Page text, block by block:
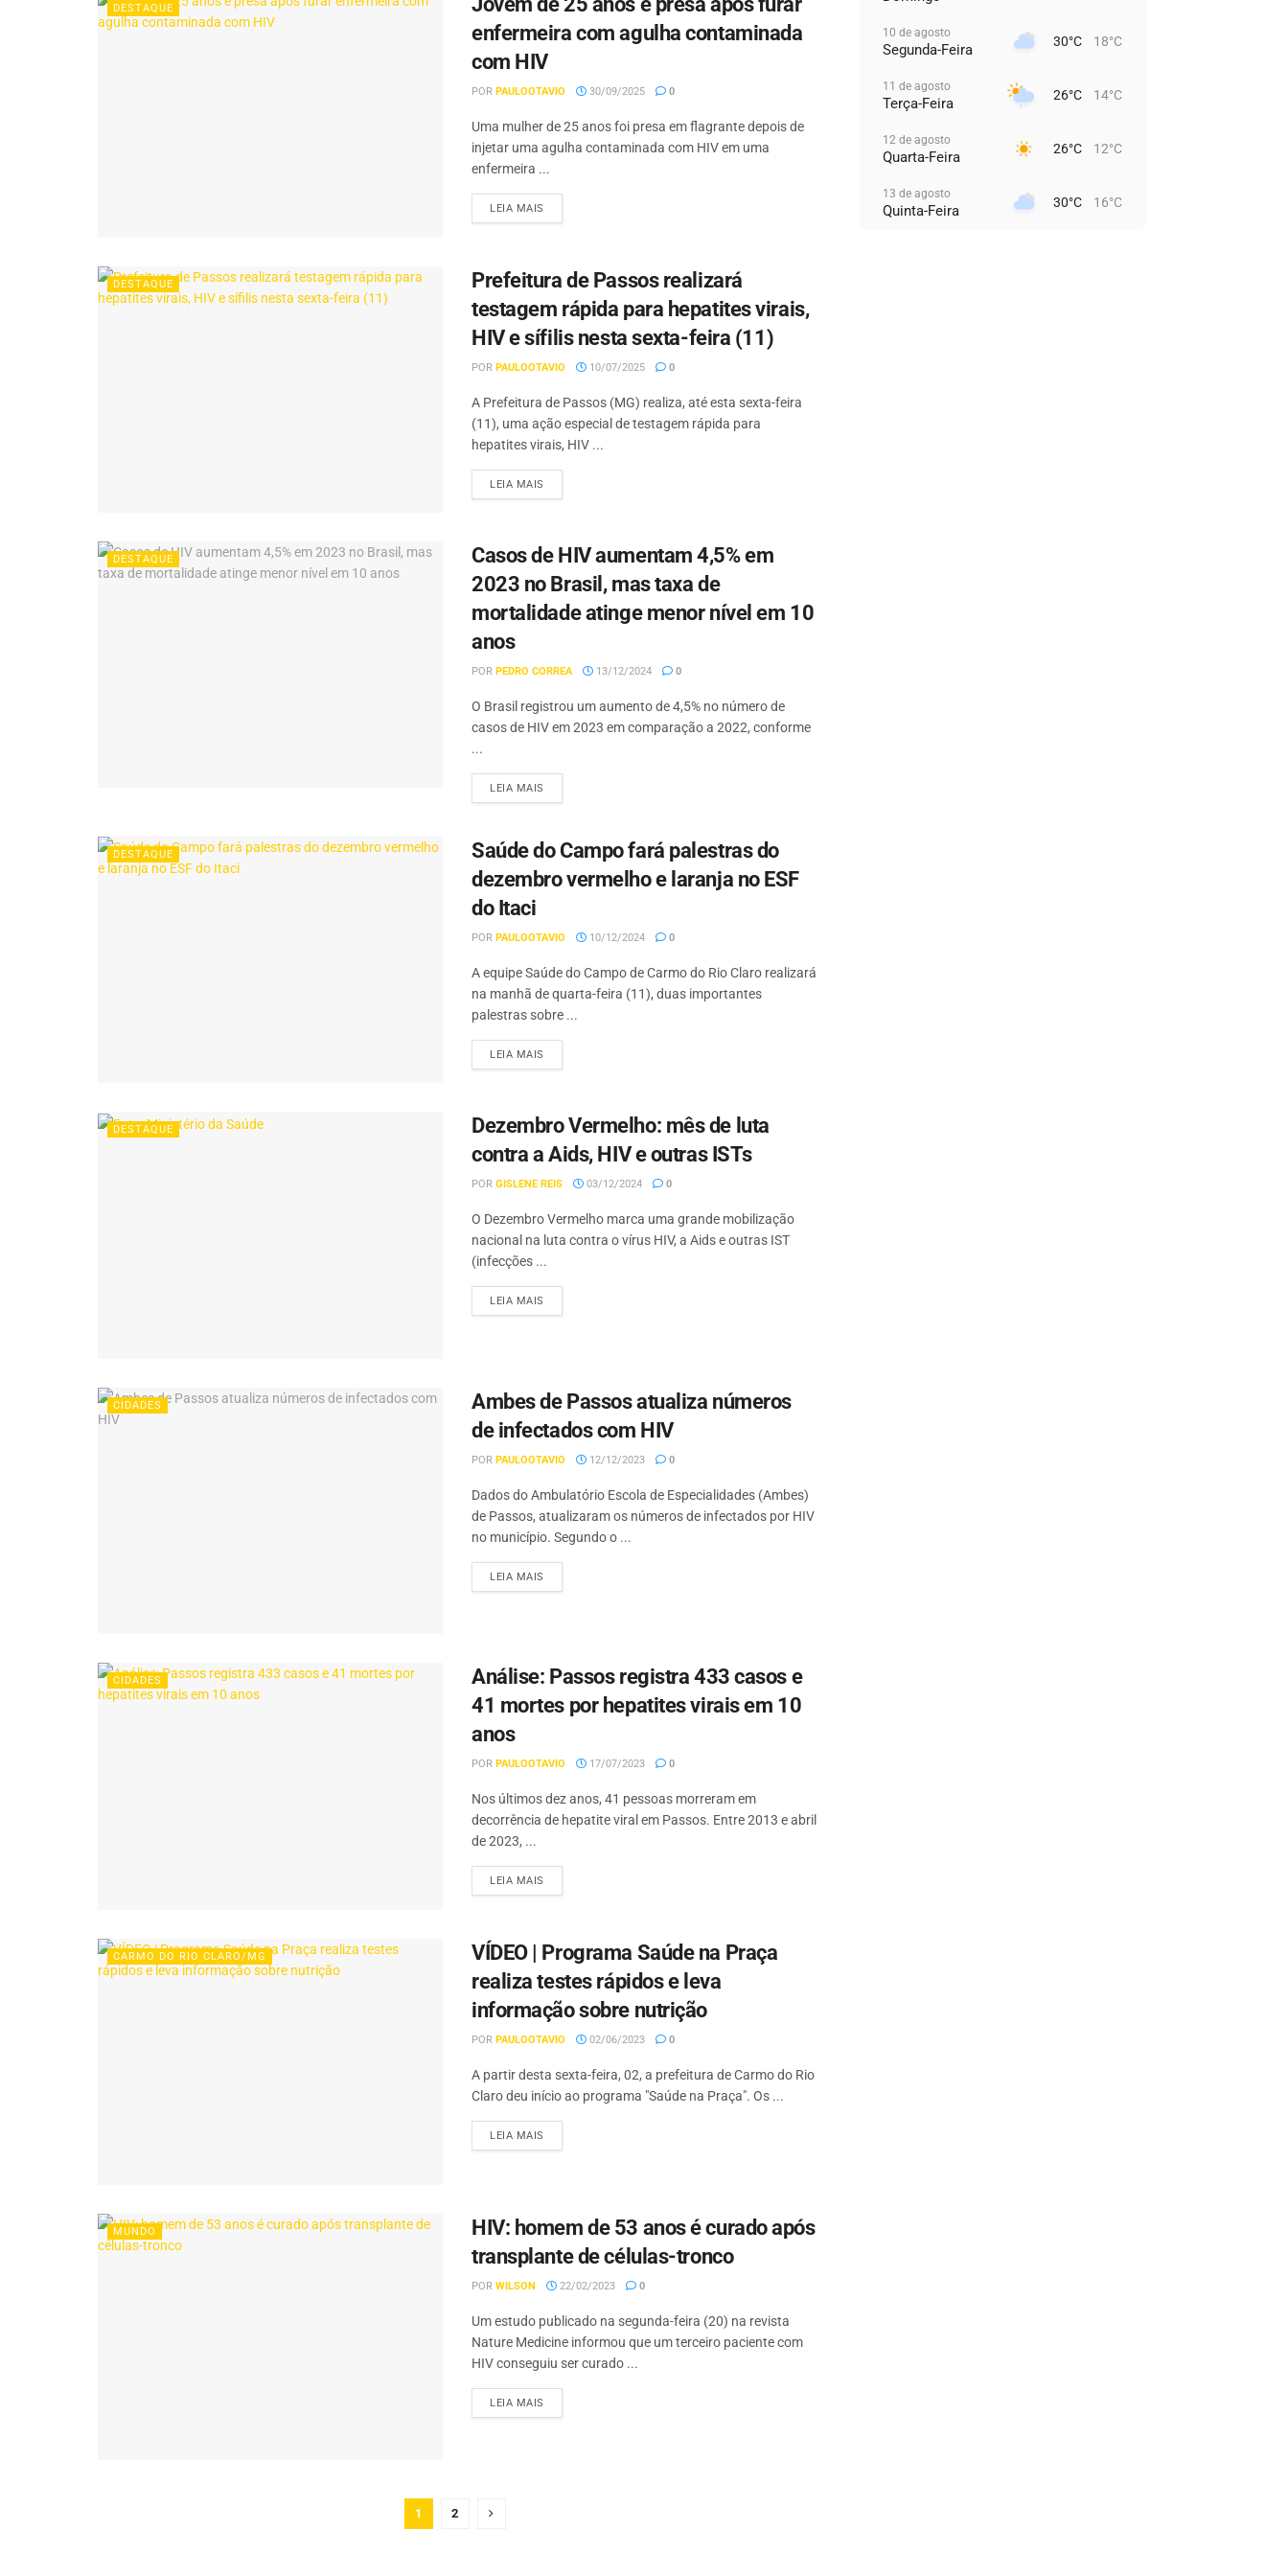
DESTAQUE
enfermeira com agulha contaminada
com HIV
POR PAULOOTAVIO 30/09/2025 0
Uma mulher de 25 anos foi presa em flagrante depois de
injetar uma agulha contaminada com HIV em uma
enfermeira ...
LEIA MAIS
DESTAQUE
Prefeitura de Passos realizará
testagem rápida para hepatites virais,
HIV e sífilis nesta sexta-feira (11)
POR PAULOOTAVIO 10/07/2025 0
A Prefeitura de Passos (MG) realiza, até esta sexta-feira
(11), uma ação especial de testagem rápida para
hepatites virais, HIV ...
LEIA MAIS
DESTAQUE
Casos de HIV aumentam 4,5% em
2023 no Brasil, mas taxa de
mortalidade atinge menor nível em 10
anos
POR PEDRO CORREA 13/12/2024 0
O Brasil registrou um aumento de 4,5% no número de
casos de HIV em 2023 em comparação a 2022, conforme
...
LEIA MAIS
DESTAQUE
Saúde do Campo fará palestras do
dezembro vermelho e laranja no ESF
do Itaci
POR PAULOOTAVIO 10/12/2024 0
A equipe Saúde do Campo de Carmo do Rio Claro realizará
na manhã de quarta-feira (11), duas importantes
palestras sobre ...
LEIA MAIS
DESTAQUE
Dezembro Vermelho: mês de luta
contra a Aids, HIV e outras ISTs
POR GISLENE REIS 03/12/2024 0
O Dezembro Vermelho marca uma grande mobilização
nacional na luta contra o vírus HIV, a Aids e outras IST
(infecções ...
LEIA MAIS
CIDADES
Ambes de Passos atualiza números
de infectados com HIV
POR PAULOOTAVIO 12/12/2023 0
Dados do Ambulatório Escola de Especialidades (Ambes)
de Passos, atualizaram os números de infectados por HIV
no município. Segundo o ...
LEIA MAIS
CIDADES
Análise: Passos registra 433 casos e
41 mortes por hepatites virais em 10
anos
POR PAULOOTAVIO 17/07/2023 0
Nos últimos dez anos, 41 pessoas morreram em
decorrência de hepatite viral em Passos. Entre 2013 e abril
de 2023, ...
LEIA MAIS
CARMO DO RIO CLARO/MG
VÍDEO | Programa Saúde na Praça
realiza testes rápidos e leva
informação sobre nutrição
POR PAULOOTAVIO 02/06/2023 0
A partir desta sexta-feira, 02, a prefeitura de Carmo do Rio
Claro deu início ao programa "Saúde na Praça". Os ...
LEIA MAIS
MUNDO
HIV: homem de 53 anos é curado após
transplante de células-tronco
POR WILSON 22/02/2023 0
Um estudo publicado na segunda-feira (20) na revista
Nature Medicine informou que um terceiro paciente com
HIV conseguiu ser curado ...
LEIA MAIS
1 2
10 de agosto
Segunda-Feira 30°C 18°C
11 de agosto
Terça-Feira 26°C 14°C
12 de agosto
Quarta-Feira 26°C 12°C
13 de agosto
Quinta-Feira 30°C 16°C